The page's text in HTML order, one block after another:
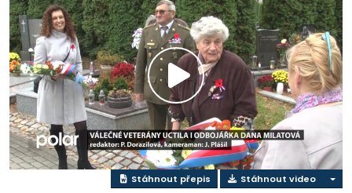
Přehrát
video
Stáhnout přepis Stáhnout video